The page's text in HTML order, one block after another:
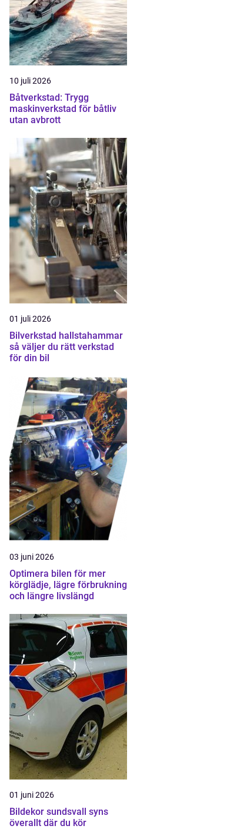
10 juli 2026
Båtverkstad: Trygg
maskinverkstad för båtliv
utan avbrott
01 juli 2026
Bilverkstad hallstahammar
så väljer du rätt verkstad
för din bil
03 juni 2026
Optimera bilen för mer
körglädje, lägre förbrukning
och längre livslängd
01 juni 2026
Bildekor sundsvall syns
överallt där du kör